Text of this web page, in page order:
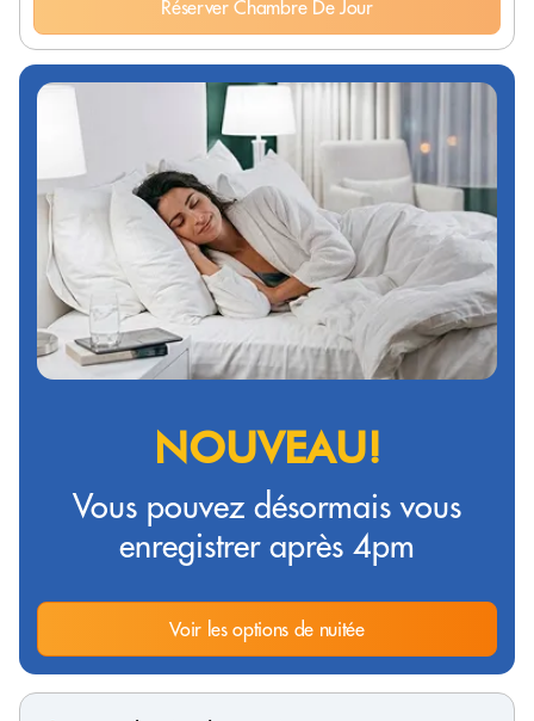
Réserver Chambre De Jour
NOUVEAU!
Vous pouvez désormais vous
enregistrer après 4pm
Voir les options de nuitée